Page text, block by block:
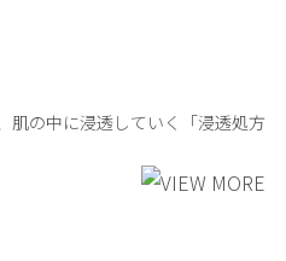
肌の中に浸透していく「浸透処方